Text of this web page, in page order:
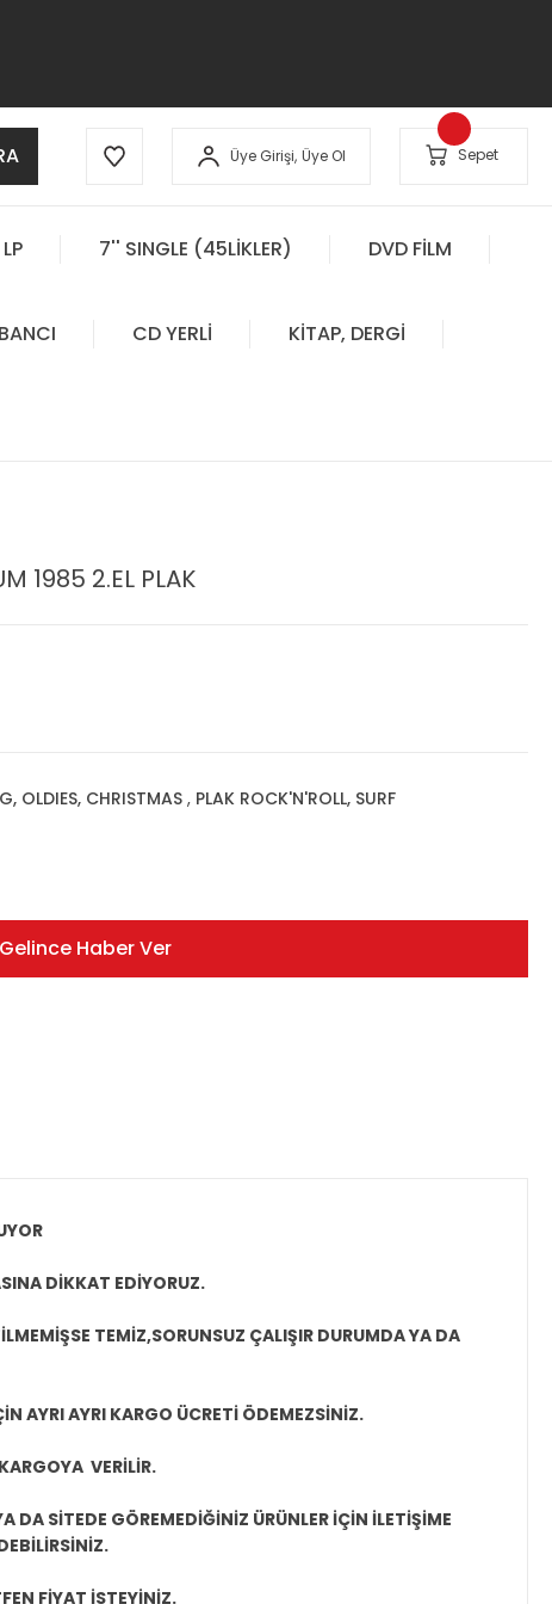
Üye Girişi, Üye Ol Sepet
7'' SINGLE (45LİKLER) DVD FİLM
CD YERLİ KİTAP, DERGİ
1985 2.EL PLAK
OLDIES, CHRISTMAS , PLAK ROCK'N'ROLL, SURF
Gelince Haber Ver
DİKKAT EDİYORUZ.
TEMİZ,SORUNSUZ ÇALIŞIR DURUMDA YA DA
AYRI AYRI KARGO ÜCRETİ ÖDEMEZSİNİZ.
VERİLİR.
SİTEDE GÖREMEDİĞİNİZ ÜRÜNLER İÇİN İLETİŞİME
FİYAT İSTEYİNİZ.